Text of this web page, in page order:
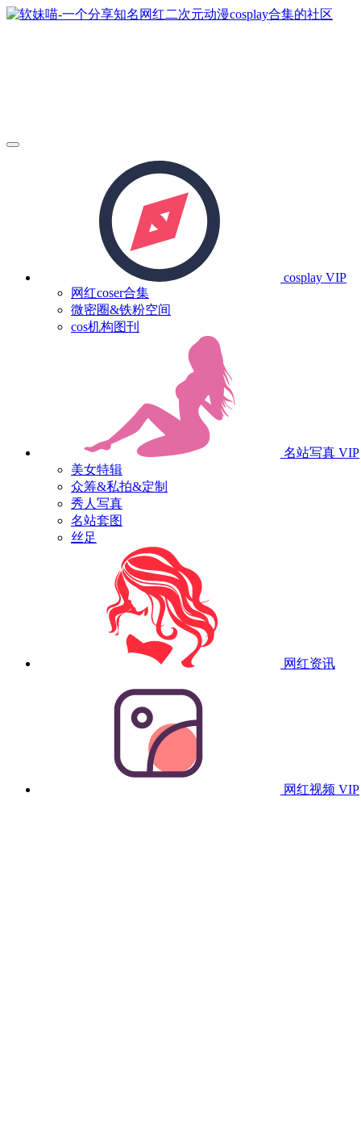
cosplay VIP
网红coser合集
微密圈&铁粉空间
cos机构图刊
名站写真 VIP
美女特辑
众筹&私拍&定制
秀人写真
名站套图
丝足
网红资讯
网红视频 VIP